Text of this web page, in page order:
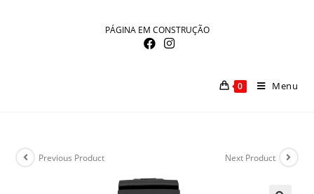
PÁGINA EM CONSTRUÇÃO
0 Menu
Previous Product Next Product